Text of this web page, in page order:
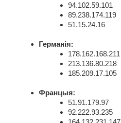
94.102.59.101
89.238.174.119
51.15.24.16
Германія:
178.162.168.211
213.136.80.218
185.209.17.105
Францыя:
51.91.179.97
92.222.93.235